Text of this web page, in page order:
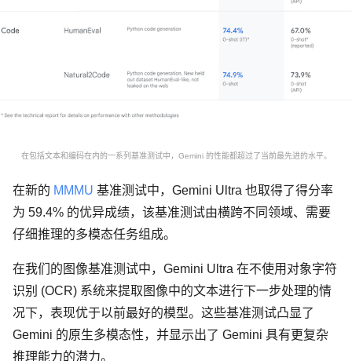
在包括文本和编码在内的一系列基准测试中，Gemini 的性能都超过了当前最先进的水平。
在新的 MMMU 基准测试中，Gemini Ultra 也取得了得分率
为 59.4% 的优异成绩，该基准测试由横跨不同领域、需要
仔细推理的多模态任务组成。
在我们的图像基准测试中，Gemini Ultra 在不使用对象字符
识别 (OCR) 系统来提取图像中的文本进行下一步处理的情
况下，表现优于以前最好的模型。这些基准测试凸显了
Gemini 的原生多模态性，并显示出了 Gemini 具有更复杂
推理能力的潜力。